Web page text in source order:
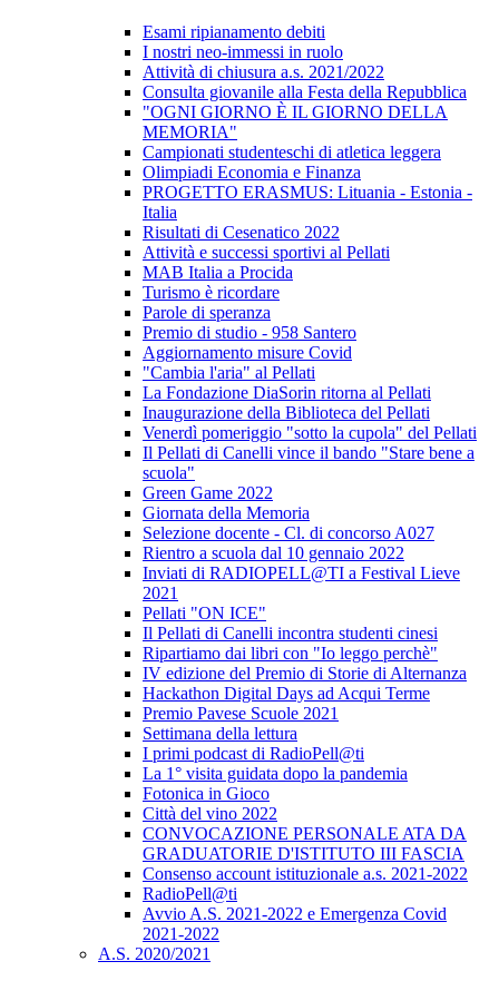
Esami ripianamento debiti
I nostri neo-immessi in ruolo
Attività di chiusura a.s. 2021/2022
Consulta giovanile alla Festa della Repubblica
"OGNI GIORNO È IL GIORNO DELLA
MEMORIA"
Campionati studenteschi di atletica leggera
Olimpiadi Economia e Finanza
PROGETTO ERASMUS: Lituania - Estonia -
Italia
Risultati di Cesenatico 2022
Attività e successi sportivi al Pellati
MAB Italia a Procida
Turismo è ricordare
Parole di speranza
Premio di studio - 958 Santero
Aggiornamento misure Covid
"Cambia l'aria" al Pellati
La Fondazione DiaSorin ritorna al Pellati
Inaugurazione della Biblioteca del Pellati
Venerdì pomeriggio "sotto la cupola" del Pellati
Il Pellati di Canelli vince il bando "Stare bene a
scuola"
Green Game 2022
Giornata della Memoria
Selezione docente - Cl. di concorso A027
Rientro a scuola dal 10 gennaio 2022
Inviati di RADIOPELL@TI a Festival Lieve
2021
Pellati "ON ICE"
Il Pellati di Canelli incontra studenti cinesi
Ripartiamo dai libri con "Io leggo perchè"
IV edizione del Premio di Storie di Alternanza
Hackathon Digital Days ad Acqui Terme
Premio Pavese Scuole 2021
Settimana della lettura
I primi podcast di RadioPell@ti
La 1° visita guidata dopo la pandemia
Fotonica in Gioco
Città del vino 2022
CONVOCAZIONE PERSONALE ATA DA
GRADUATORIE D'ISTITUTO III FASCIA
Consenso account istituzionale a.s. 2021-2022
RadioPell@ti
Avvio A.S. 2021-2022 e Emergenza Covid
2021-2022
A.S. 2020/2021